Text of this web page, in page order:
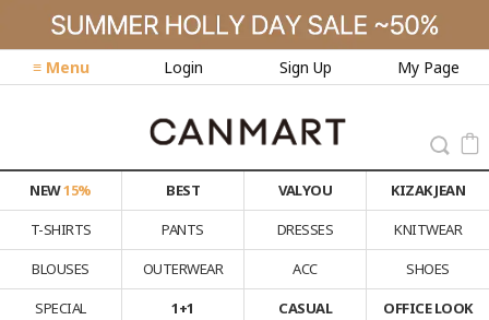
≡ Menu Login Sign Up My Page
NEW15% BEST VALYOU
KIZAK JEAN
T-SHIRTS
PANTS DRESSES
KNITWEAR
BLOUSES
OUTERWEAR ACC
SHOES
SPECIAL
1+1 CASUAL OFFICE LOOK